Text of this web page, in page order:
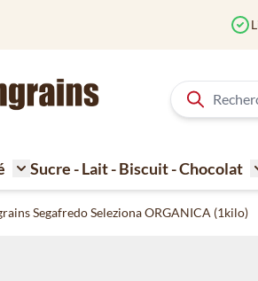
Café
Toggle submenu for Machine à café
Sucre - Lait - Biscuit - Chocolat
Segafredo Seleziona ORGANICA (1kilo)